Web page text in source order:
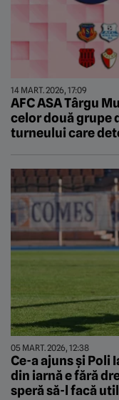
14 MART. 2026, 17:09
AFC ASA Târgu
celor două grupe
turneului care
05 MART. 2026, 12:38
Ce-a ajuns și Poli
din iarnă e fără
speră să-l facă util